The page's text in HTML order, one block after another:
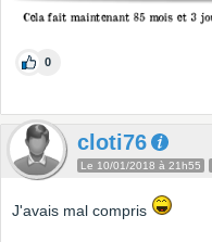
0
cloti76
Le 10/01/2018 à 21h55
J'avais mal compris